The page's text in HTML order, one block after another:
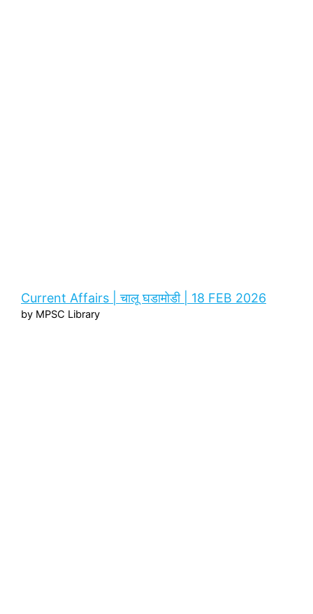
Current Affairs | चालू घडामोडी | 18 FEB 2026
by MPSC Library